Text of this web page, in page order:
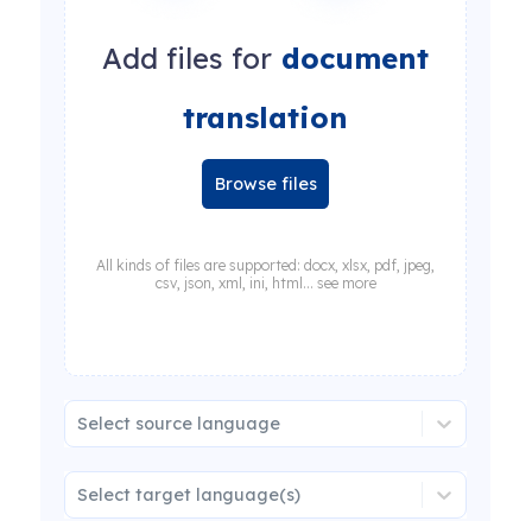
Add files for document
translation
Browse files
All kinds of files are supported: docx, xlsx, pdf, jpeg,
csv, json, xml, ini, html... see more
Select source language
Select target language(s)